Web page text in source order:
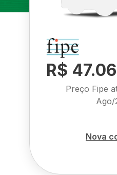
R$
Preço Fipe
Ago/
Nova